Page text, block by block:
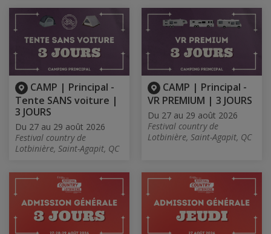
CAMP | Principal -
Tente SANS voiture |
3 JOURS
Du 27 au 29 août 2026
Festival country de
Lotbinière, Saint-Agapit, QC
CAMP | Principal -
VR PREMIUM | 3 JOURS
Du 27 au 29 août 2026
Festival country de
Lotbinière, Saint-Agapit, QC